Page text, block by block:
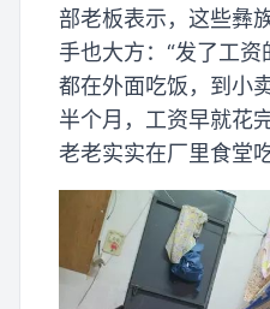
部老板表示，这些彝
手也大方：“发了工
都在外面吃饭，到小
半个月，工资早就花
老老实实在厂里食堂